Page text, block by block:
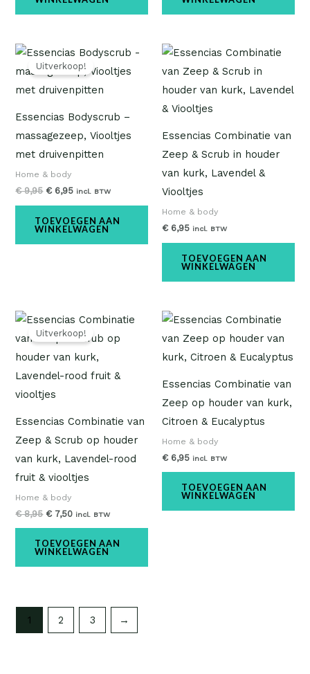
Uitverkoop!
Essencias Bodyscrub –
massagezeep, Viooltjes
met druivenpitten
Home & body
€9,95
Oorspronkelijke
prijs
was:
€ 9,95.
€6,95
Huidige
prijs
is:
€ 6,95.
incl. BTW
TOEVOEGEN AAN
WINKELWAGEN
Essencias Combinatie van
Zeep & Scrub in houder
van kurk, Lavendel &
Viooltjes
Home & body
€6,95 incl. BTW
TOEVOEGEN AAN
WINKELWAGEN
Uitverkoop!
Essencias Combinatie van
Zeep & Scrub op houder
van kurk, Lavendel-rood
fruit & viooltjes
Home & body
€8,95
Oorspronkelijke
prijs
was:
€ 8,95.
€7,50
Huidige
prijs
is:
€ 7,50.
incl. BTW
TOEVOEGEN AAN
WINKELWAGEN
Essencias Combinatie van
Zeep op houder van kurk,
Citroen & Eucalyptus
Home & body
€6,95 incl. BTW
TOEVOEGEN AAN
WINKELWAGEN
1 2 3 →